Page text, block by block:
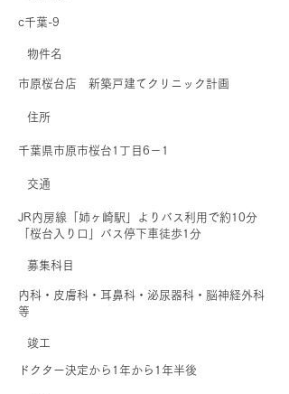
c千葉-9
​物件名
市原桜台店 新築戸建てクリニック計画
住所
千葉県市原市桜台1丁目6－1
交通
JR内房線「姉ヶ崎駅」よりバス利用で約10分
「桜台入り口」バス停下車徒歩1分
募集科目
内科・皮膚科・耳鼻科・泌尿器科・脳神経外科
等
​竣工
ドクター決定から1年から1年半後